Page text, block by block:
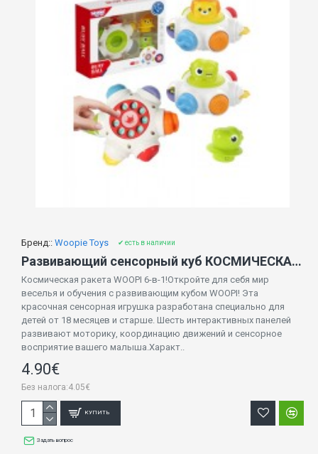
Бренд:: Woopie Toys ✔ есть в наличии
Развивающий сенсорный куб КОСМИЧЕСКАЯ РАКЕТА 53668
Космическая ракета WOOPI 6-в-1!Откройте для себя мир
веселья и обучения с развивающим кубом WOOPI! Эта
красочная сенсорная игрушка разработана специально для
детей от 18 месяцев и старше. Шесть интерактивных панелей
развивают моторику, координацию движений и сенсорное
восприятие вашего малыша.Характ..
4.90€
Без налога:4.05€
КУПИТЬ
Задать вопрос